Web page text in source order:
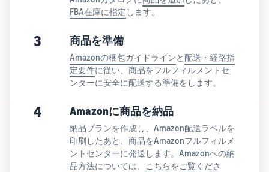
FBA在庫に指定 します。
3 商品を準備
Amazonの梱包ガイドラインと配送・経路指
定要件に従い、商品をフルフィルメントセ
ンターに安全に配送する準備をします。
4 Amazonに商品を納品
納品プランを作成し、Amazon配送ラベルを
印刷したあと、商品をAmazonフルフィルメ
ントセンターに発送します。Amazonへの納
品方法については、
こちらをご覧くださ